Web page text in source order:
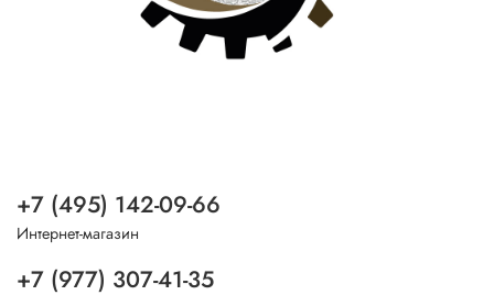
+7 (495) 142-09-66
Интернет-магазин
+7 (977) 307-41-35